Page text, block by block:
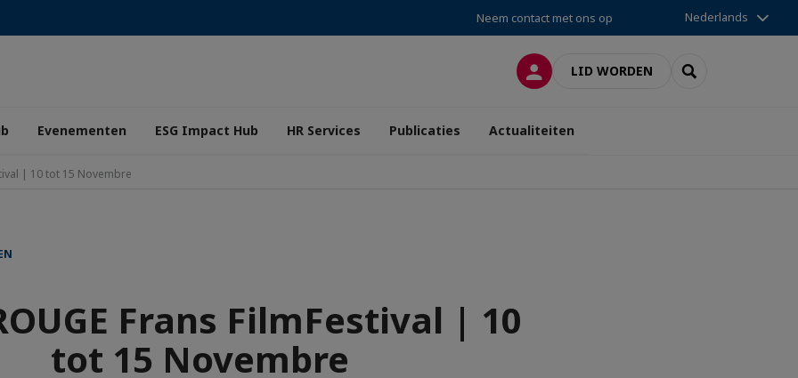
Neem contact met ons op Nederlands
INLOGGENLID WORDEN SEARCH
Evenementen ESG Impact Hub HR Services Publicaties Actualiteiten
| 10 tot 15 Novembre
Frans FilmFestival | 10
tot 15 Novembre